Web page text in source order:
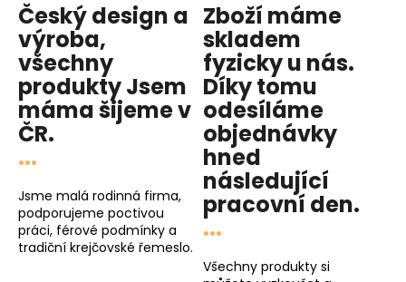
Český design a
výroba,
všechny
produktyJsem
mámašijeme v
ČR.
...
Jsme malá rodinná firma,
podporujeme poctivou
práci, férové podmínky a
tradiční krejčovské řemeslo.
Zboží máme
skladem
fyzicky u nás.
Díky tomu
odesíláme
objednávky
hned
následující
pracovní den.
...
Všechny produkty si